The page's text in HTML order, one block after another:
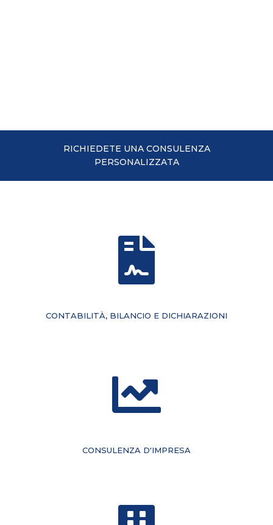
RICHIEDETE UNA CONSULENZA
PERSONALIZZATA
CONTABILITÀ, BILANCIO E DICHIARAZIONI
CONSULENZA D'IMPRESA